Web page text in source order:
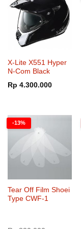
X-Lite X551 Hyper
N-Com Black
Rp 4.300.000
-13%
Tear Off Film Shoei
Type CWF-1